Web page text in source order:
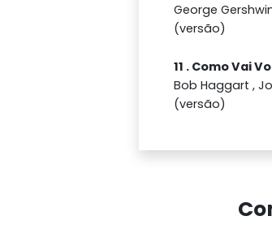
George
(versão)
11 . Como Vai
Bob Haggart ,
(versão)